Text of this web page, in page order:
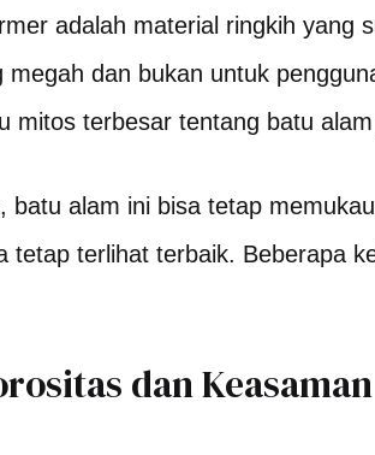
adalah material ringkih yang
dan bukan untuk
mitos terbesar tentang batu
batu alam ini bisa tetap
tetap terlihat terbaik. Beberapa
dan Keasaman